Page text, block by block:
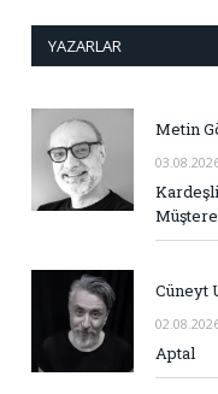
YAZARLAR
Metin
Cüneyt
Aptal